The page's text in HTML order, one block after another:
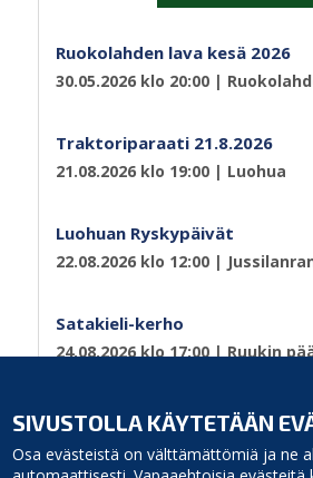
SIVUSTOLLA KÄYTETÄÄN
Osa evästeistä on välttämättömiä ja ne
Ruokolahden lava kesä 2026
30.05.2026 klo 20:00 |
Traktoriparaati 21.8.2026
21.08.2026 klo 19:00 | Luohua
Luohuan Ryskypäivät
22.08.2026 klo 12:00 |
Satakieli-kerho
24.08.2026 klo 17:00| Ruukin